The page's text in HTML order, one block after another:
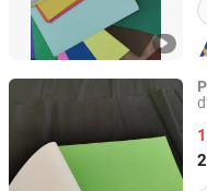
d'
Qingdao Newxinker
Shandong, China